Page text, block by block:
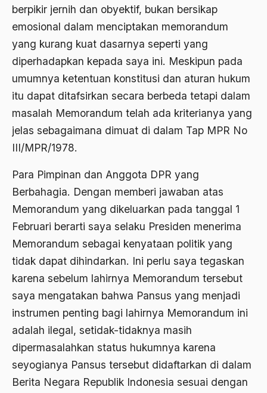
berpikir jernih dan obyektif, bukan bersikap
emosional dalam menciptakan memorandum
yang kurang kuat dasarnya seperti yang
diperhadapkan kepada saya ini. Meskipun pada
umumnya ketentuan konstitusi dan aturan hukum
itu dapat ditafsirkan secara berbeda tetapi dalam
masalah Memorandum telah ada kriterianya yang
jelas sebagaimana dimuat di dalam Tap MPR No
III/MPR/1978.
Para Pimpinan dan Anggota DPR yang
Berbahagia. Dengan memberi jawaban atas
Memorandum yang dikeluarkan pada tanggal 1
Februari berarti saya selaku Presiden menerima
Memorandum sebagai kenyataan politik yang
tidak dapat dihindarkan. Ini perlu saya tegaskan
karena sebelum lahirnya Memorandum tersebut
saya mengatakan bahwa Pansus yang menjadi
instrumen penting bagi lahirnya Memorandum ini
adalah ilegal, setidak-tidaknya masih
dipermasalahkan status hukumnya karena
seyogianya Pansus tersebut didaftarkan di dalam
Berita Negara Republik Indonesia sesuai dengan
1973
1971
Agama & Negara
Agama Asli
Agama Asli Indonesia
Agama dan Negara
Agama dan negaraa
Agama dan Pemerintah
Agama dan Politik
Agama dan Praktis
Agama Demokrasi
Agama di Asia
agama elitis
Agama Hukum
Agama Islam
agama populer
Agama Terang
Agamawan